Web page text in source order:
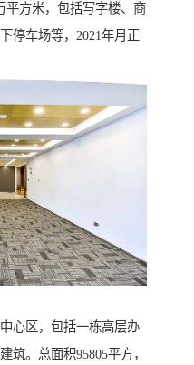
平方米，包括写字楼、商
停车场等，2021年月正
心区，包括一栋高层办
筑。总面积95805平方，